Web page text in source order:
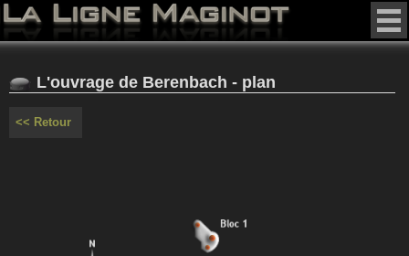
L'ouvrage de Berenbach - plan
<< Retour